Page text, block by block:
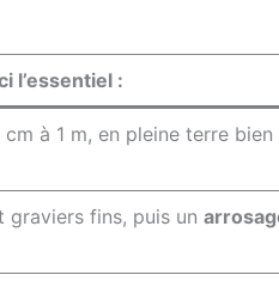
l’essentiel :
à 1 m, en pleine terre
graviers fins, puis un